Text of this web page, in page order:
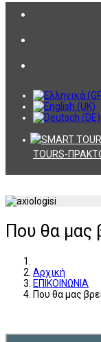
TOURS-
Που θα μας
Αρχική
ΕΠΙΚΟΙΝΩΝΙΑ
Που θα μας